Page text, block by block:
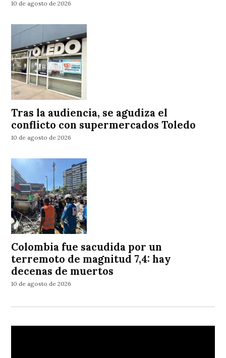
10 de agosto de 2026
Tras la audiencia, se agudiza el
conflicto con supermercados Toledo
10 de agosto de 2026
Colombia fue sacudida por un
terremoto de magnitud 7,4: hay
decenas de muertos
10 de agosto de 2026